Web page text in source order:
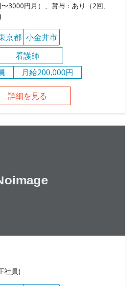
3000円月）、賞与：あり（2回、
京都 小金井市
看護師
月給200,000円
詳細を見る
社員)